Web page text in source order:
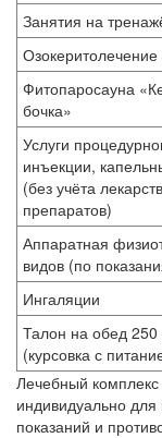
Занятия на
Фитопаросауна
бочка»
Услуги
инъекции,
(без учёта
препаратов)
Аппаратная
видов (по
Ингаляции
Талон на обед 250
(курсовка с
Лечебный
индивидуально
показаний и